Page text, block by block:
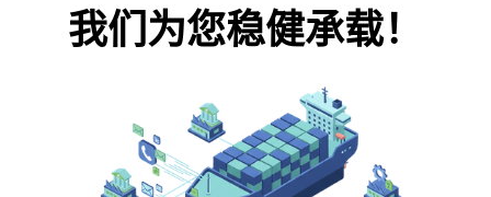
我们为您稳健承载！